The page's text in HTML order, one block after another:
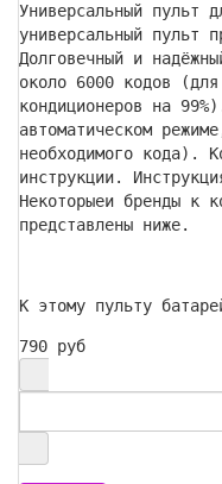
Универсальный пульт
универсальный пульт
Долговечный и
около 6000 кодов
кондиционеров на
автоматическом
необходимого кода).
инструкции.
Некоторыеи бренды к
представлены ниже.
К этому пульту
790 руб